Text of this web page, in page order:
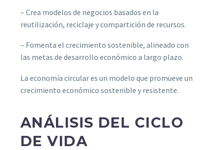
– Crea modelos de negocios basados en la
reutilización, reciclaje y compartición de recursos.
– Fomenta el crecimiento sostenible, alineado con
las metas de desarrollo económico a largo plazo.
La economía circular es un modelo que promueve un
crecimiento económico sostenible y resistente.
ANÁLISIS DEL CICLO
DE VIDA